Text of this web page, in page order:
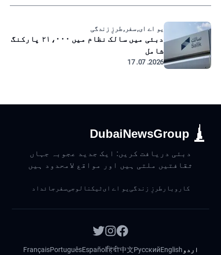
یو اے ای, سفر, طرزِ زندگی
دبئی میں سالک نظام میں ۲۱،۰۰۰ پارکنگ
شامل
2026. 07. 17
DubaiNewsGroup
دبئی دریافت کریں: ایک جدید عجوبہ جہاں
ثقافتیں ملتی ہیں اور مواقع لامحدود ہیں
کاروبار طرزِ زندگی یو اے ایٹیکنالوجیسفر جائداد
اردو English
Русский
中文
हिंदी
Español
Português
Français